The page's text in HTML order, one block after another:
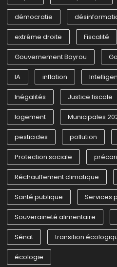
démocratie
extrême droite Fiscalité
Gouvernement Bayrou
IA inflation
Inégalités Justice fiscale
logement Municipales
pesticides pollution
Protection sociale
Réchauffement climatique
Santé publique Services
Souveraineté alimentaire
Sénat transition
écologie